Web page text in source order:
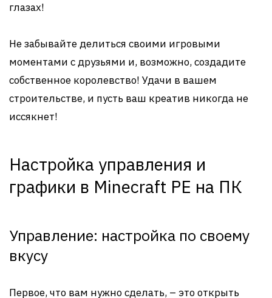
глазах!
Не забывайте делиться своими игровыми
моментами с друзьями и, возможно, создадите
собственное королевство! Удачи в вашем
строительстве, и пусть ваш креатив никогда не
иссякнет!
Настройка управления и
графики в Minecraft PE на ПК
Управление: настройка по своему
вкусу
Первое, что вам нужно сделать, – это открыть